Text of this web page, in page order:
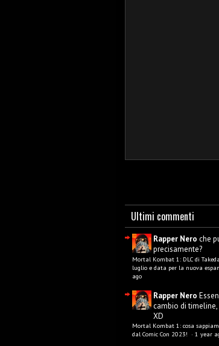
Ultimi commenti
Rapper Nero che
precisamente?
Mortal Kombat 1: DLC di
luglio e data per la nuova
ago
Rapper Nero
cambio di
XD
Mortal Kombat 1: cosa
dal Comic Con 2023! · 1 year